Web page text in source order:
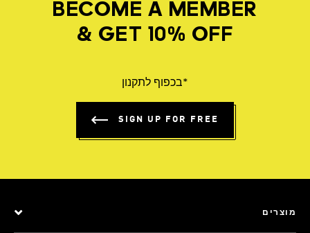
BECOME A MEMBER
& GET 10% OFF
*בכפוף לתקנון
SIGN UP FOR FREE
מוצרים